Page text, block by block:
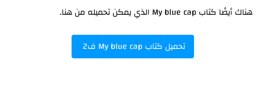
هناك أيضًا كتاب My blue cap الذي يمكن تحميله من هنا.
تحميل كتاب My blue cap ف2